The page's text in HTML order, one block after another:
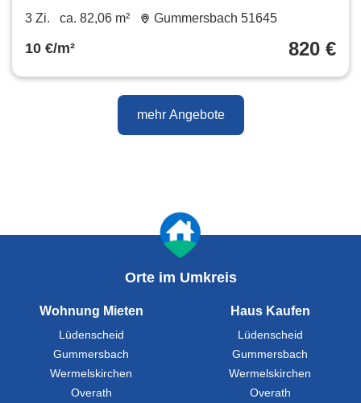
€ 82.06 m²
3 Zi. ca. 82,06 m² Gummersbach 51645
10 €/m² 820 €
mehr Angebote
Orte im Umkreis
Wohnung Mieten
Lüdenscheid
Gummersbach
Wermelskirchen
Overath
Haus Kaufen
Lüdenscheid
Gummersbach
Wermelskirchen
Overath